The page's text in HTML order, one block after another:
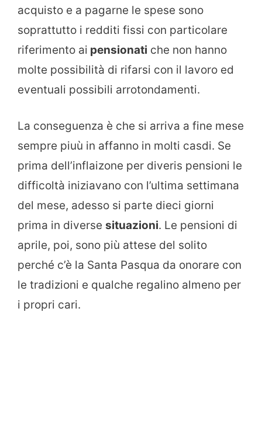
acquisto e a pagarne le spese sono
soprattutto i redditi fissi con particolare
riferimento ai pensionati che non hanno
molte possibilità di rifarsi con il lavoro ed
eventuali possibili arrotondamenti.
La conseguenza è che si arriva a fine mese
sempre piuù in affanno in molti casdi. Se
prima dell’inflaizone per diveris pensioni le
difficoltà iniziavano con l’ultima settimana
del mese, adesso si parte dieci giorni
prima in diverse situazioni. Le pensioni di
aprile, poi, sono più attese del solito
perché c’è la Santa Pasqua da onorare con
le tradizioni e qualche regalino almeno per
i propri cari.